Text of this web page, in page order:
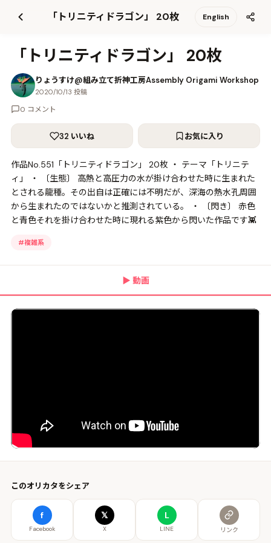
「トリニティドラゴン」 20枚 English
「トリニティドラゴン」 20枚
りょうすけ@組み立て折神工房Assembly Origami Workshop
2020/10/13 投稿
0 コメント
32 いいね お気に入り
作品No.551「トリニティドラゴン」 20枚 ・ テーマ「トリニテ
ィ」 ・ 〔生態〕 高熱と高圧力の水が掛け合わせた時に生まれた
とされる龍種。その出自は正確には不明だが、深海の熱水孔周囲
から生まれたのではないかと推測されている。 ・ 〔閃き〕 赤色
と青色それを掛け合わせた時に現れる紫色から閃いた作品です👾
#複雑系
▶ 動画
このオリカタをシェア
f
Facebook
𝕏
X
L
LINE リンク